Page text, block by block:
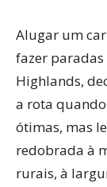
Alugar um
fazer paradas
Highlands,
a rota
ótimas, mas
redobrada à
rurais, à